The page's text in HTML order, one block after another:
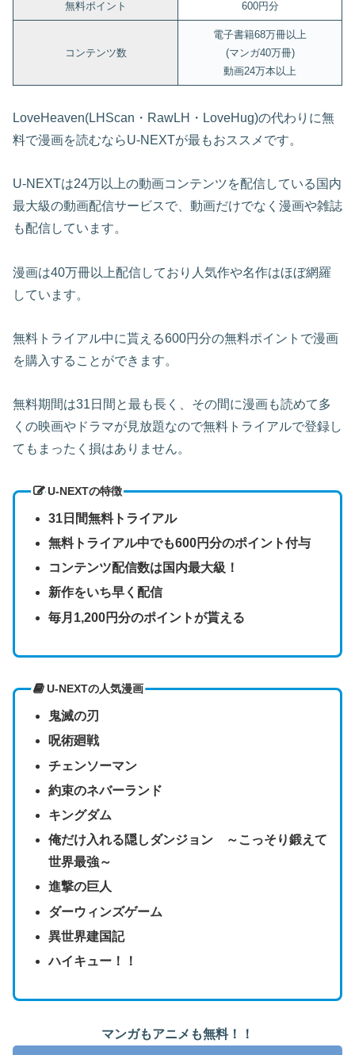
無料ポイント 600円分
コンテンツ数
電子書籍68万冊以上
(マンガ40万冊)
動画24万本以上
LoveHeaven(LHScan・RawLH・LoveHug)の代わりに無
料で漫画を読むならU-NEXTが最もおススメです。
U-NEXTは24万以上の動画コンテンツを配信している国内
最大級の動画配信サービスで、動画だけでなく漫画や雑誌
も配信しています。
漫画は40万冊以上配信しており人気作や名作はほぼ網羅
しています。
無料トライアル中に貰える600円分の無料ポイントで漫画
を購入することができます。
無料期間は31日間と最も長く、その間に漫画も読めて多
くの映画やドラマが見放題なので無料トライアルで登録し
てもまったく損はありません。
U-NEXTの特徴
31日間無料トライアル
無料トライアル中でも600円分のポイント付与
コンテンツ配信数は国内最大級！
新作をいち早く配信
毎月1,200円分のポイントが貰える
U-NEXTの人気漫画
鬼滅の刃
呪術廻戦
チェンソーマン
約束のネバーランド
キングダム
俺だけ入れる隠しダンジョン ～こっそり鍛えて
世界最強～
進撃の巨人
ダーウィンズゲーム
異世界建国記
ハイキュー！！
マンガもアニメも無料！！